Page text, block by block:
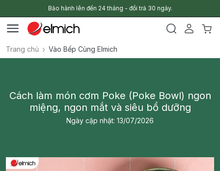
Bảo hành lên đến 24 tháng - đổi trả 30 ngày.
Trang chủ Vào Bếp Cùng Elmich
Cách làm món cơm Poke (Poke Bowl) ngon
miệng, ngon mắt và siêu bổ dưỡng
Ngày cập nhật: 13/07/2026